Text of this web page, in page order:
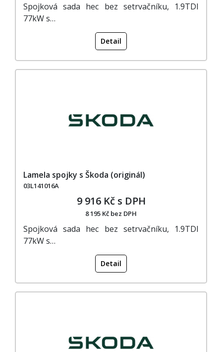
Spojková sada hec bez setrvačníku, 1.9TDI
77kW s…
Detail
Lamela spojky s Škoda (originál)
03L141016A
9 916 Kč s DPH
8 195 Kč bez DPH
Spojková sada hec bez setrvačníku, 1.9TDI
77kW s…
Detail